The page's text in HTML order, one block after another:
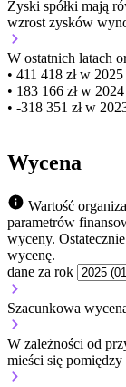
Zyski spółki mają
wzrost zysków
W ostatnich latach
• 411 418 zł w
• 183 166 zł w
• -318 351 zł w
Wycena
Wartość
parametrów
wyceny.
wycenę.
dane za rok
Szacunkowa
W zależności od
mieści się pomiędzy